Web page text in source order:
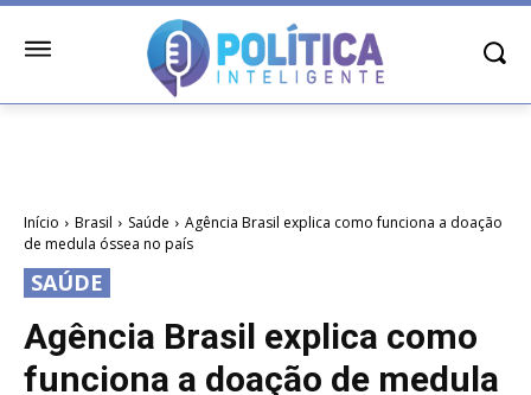
Início Brasil Saúde
Agência Brasil explica como funciona a doação
de medula óssea no país
SAÚDE
Agência Brasil explica como
funciona a doação de medula